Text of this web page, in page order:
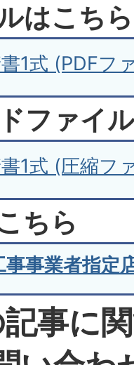
はこちら
1式 (PDFフ
ファイ
1式 (圧縮フ
ちら
事業者指定
事に